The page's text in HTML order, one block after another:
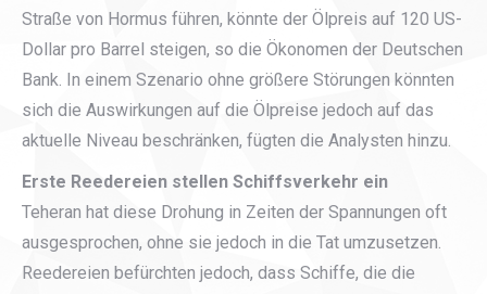
Straße von Hormus führen, könnte der Ölpreis auf 120 US-
Dollar pro Barrel steigen, so die Ökonomen der Deutschen
Bank. In einem Szenario ohne größere Störungen könnten
sich die Auswirkungen auf die Ölpreise jedoch auf das
aktuelle Niveau beschränken, fügten die Analysten hinzu.
Erste Reedereien stellen Schiffsverkehr ein
Teheran hat diese Drohung in Zeiten der Spannungen oft
ausgesprochen, ohne sie jedoch in die Tat umzusetzen.
Reedereien befürchten jedoch, dass Schiffe, die die